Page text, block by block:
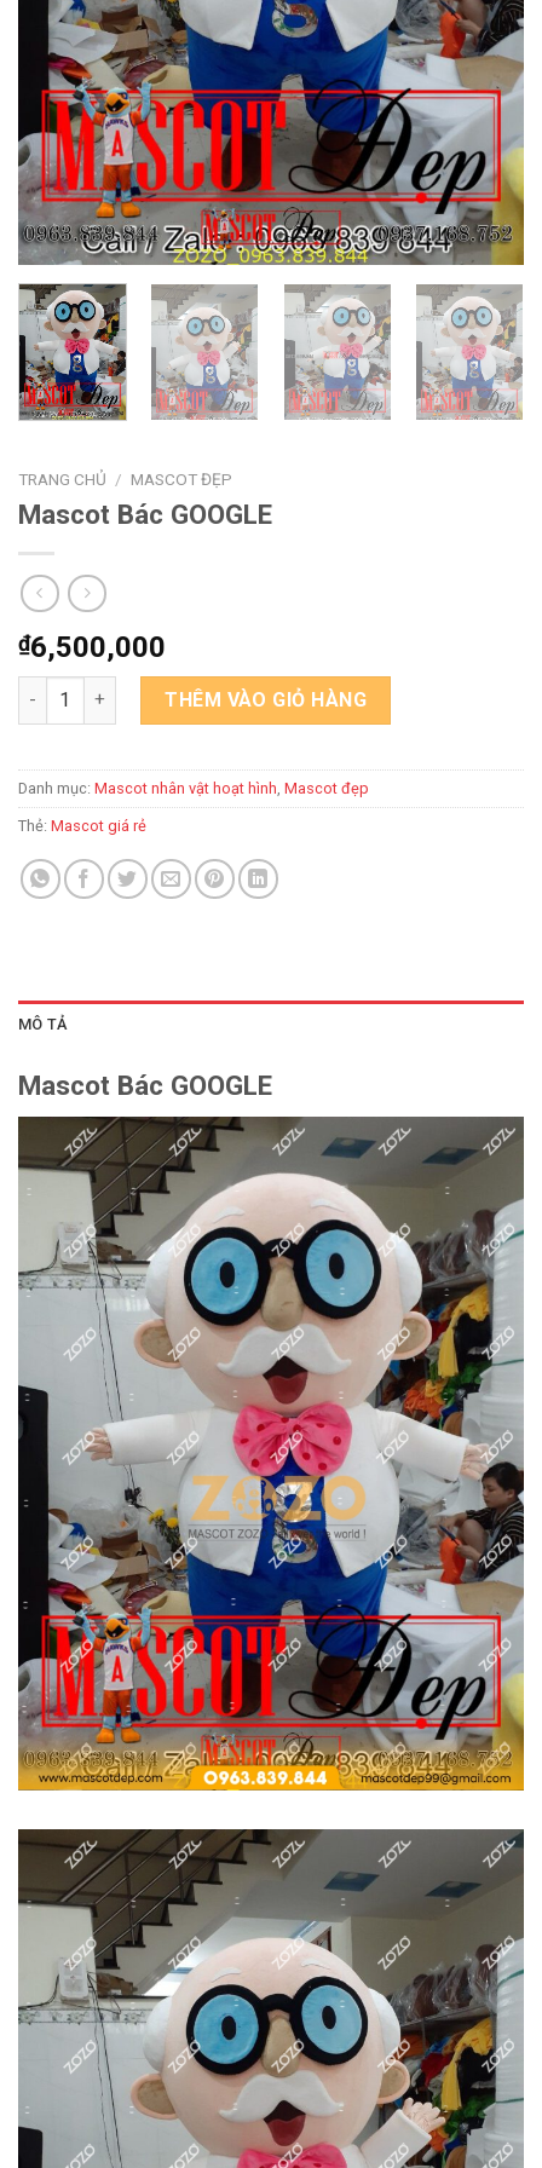
TRANG CHỦ / MASCOT ĐẸP
Mascot Bác GOOGLE
₫6,500,000
Mascot Bác GOOGLE số lượngTHÊM VÀO GIỎ HÀNG
Danh mục: Mascot nhân vật hoạt hình Mascot đẹp
Thẻ: Mascot giá rẻ
MÔ TẢ
Mascot Bác GOOGLE